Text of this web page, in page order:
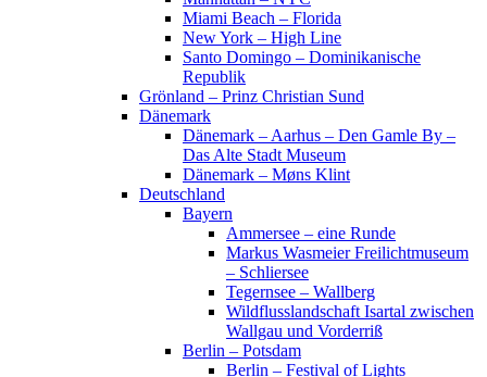
Miami Beach – Florida
New York – High Line
Santo Domingo – Dominikanische
Republik
Grönland – Prinz Christian Sund
Dänemark
Dänemark – Aarhus – Den Gamle By –
Das Alte Stadt Museum
Dänemark – Møns Klint
Deutschland
Bayern
Ammersee – eine Runde
Markus Wasmeier Freilichtmuseum
– Schliersee
Tegernsee – Wallberg
Wildflusslandschaft Isartal zwischen
Wallgau und Vorderriß
Berlin – Potsdam
Berlin – Festival of Lights